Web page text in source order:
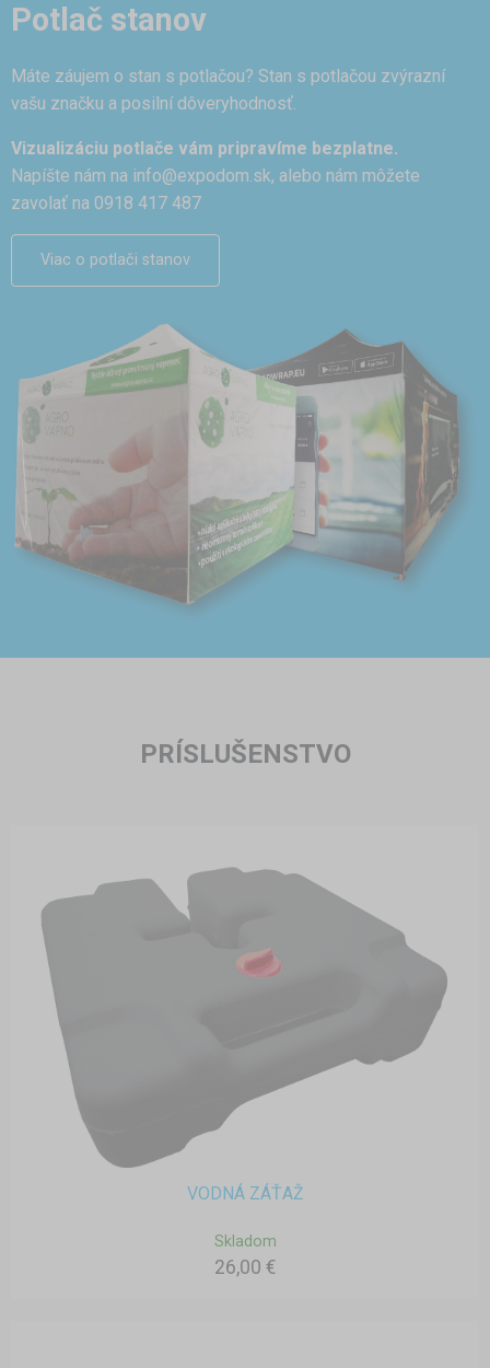
Potlač stanov
Máte záujem o stan s potlačou? Stan s potlačou zvýrazní
vašu značku a posilní dôveryhodnosť.
Vizualizáciu potlače vám pripravíme bezplatne.
Napíšte nám na info@expodom.sk, alebo nám môžete
zavolať na 0918 417 487
Viac o potlači stanov
PRÍSLUŠENSTVO
VODNÁ ZÁŤAŽ
Skladom
26,00 €